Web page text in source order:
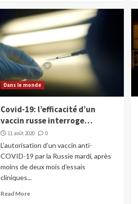
Dans le monde
Covid-19: l’efficacité d’un
vaccin russe interroge…
11 août 2020 0
L’autorisation d’un vaccin anti-
COVID-19 par la Russie mardi, après
moins de deux mois d’essais
cliniques...
Read More